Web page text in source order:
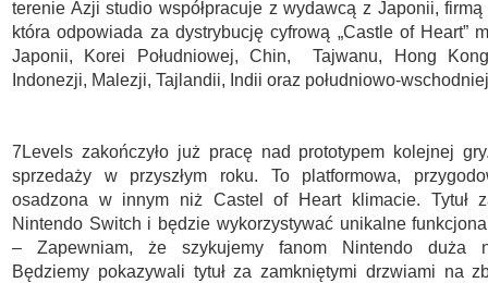
terenie Azji studio współpracuje z wydawcą z Japonii, firmą
która odpowiada za dystrybucję cyfrową „Castle of Heart”
Japonii, Korei Południowej, Chin, Tajwanu, Hong
Indonezji, Malezji, Tajlandii, Indii oraz południowo-
7Levels zakończyło już pracę nad prototypem kolejnej
sprzedaży w przyszłym roku. To platformowa,
osadzona w innym niż Castel of Heart klimacie. Tytuł
Nintendo Switch i będzie wykorzystywać unikalne
– Zapewniam, że szykujemy fanom Nintendo duża
Będziemy pokazywali tytuł za zamkniętymi drzwiami na